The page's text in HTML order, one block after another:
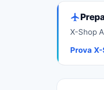
X-Shop
Prova